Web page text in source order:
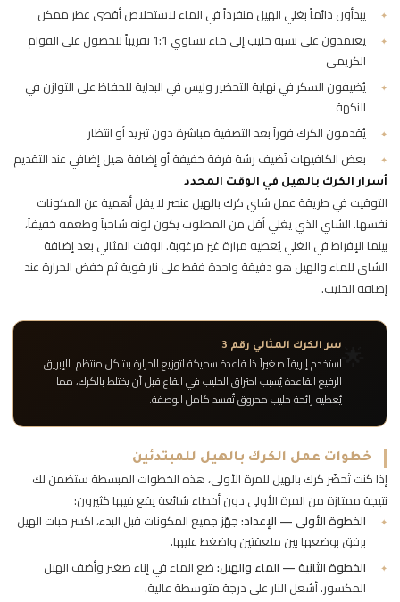
يبدأون دائماً بغلي الهيل منفرداً في الماء لاستخلاص أقصى عطر ممكن
يعتمدون على نسبة حليب إلى ماء تساوي 1:1 تقريباً للحصول على القوام
الكريمي
يُضيفون السكر في نهاية التحضير وليس في البداية للحفاظ على التوازن في
النكهة
يُقدمون الكرك فوراً بعد التصفية مباشرة دون تبريد أو انتظار
بعض الكافيهات تُضيف رشة قرفة خفيفة أو إضافة هيل إضافي عند التقديم
أسرار الكرك بالهيل في الوقت المحدد
التوقيت في طريقة عمل شاي كرك بالهيل عنصر لا يقل أهمية عن المكونات
نفسها. الشاي الذي يغلي أقل من المطلوب يكون لونه شاحباً وطعمه خفيفاً،
بينما الإفراط في الغلي يُعطيه مرارة غير مرغوبة. الوقت المثالي بعد إضافة
الشاي للماء والهيل هو دقيقة واحدة فقط على نار قوية ثم خفض الحرارة عند
إضافة الحليب.
سر الكرك المثالي رقم 3
استخدم إبريقاً صغيراً ذا قاعدة سميكة لتوزيع الحرارة بشكل منتظم. الإبريق
الرفيع القاعدة يُسبب احتراق الحليب في القاع قبل أن يختلط بالكرك، مما
يُعطيه رائحة حليب محروق تُفسد كامل الوصفة.
خطوات عمل الكرك بالهيل للمبتدئين
إذا كنت تُحضّر كرك بالهيل للمرة الأولى، هذه الخطوات المبسطة ستضمن لك
نتيجة ممتازة من المرة الأولى دون أخطاء شائعة يقع فيها كثيرون:
الخطوة الأولى — الإعداد:جهّز جميع المكونات قبل البدء، اكسر حبات الهيل
برفق بوضعها بين ملعقتين واضغط عليها.
الخطوة الثانية — الماء والهيل:ضع الماء في إناء صغير وأضف الهيل
المكسور. أشعل النار على درجة متوسطة عالية.